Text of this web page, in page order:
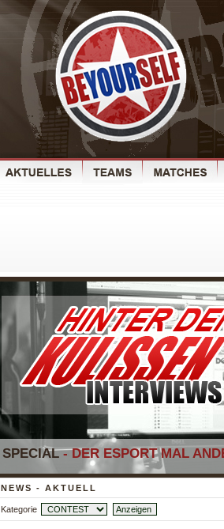
SPECIAL- DER ESPORT MAL
NEWS - AKTUELL
Kategorie